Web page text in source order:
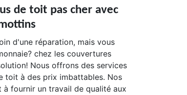
de toit pas cher avec
d'une réparation, mais vous
chez les couvertures
Nous offrons des services
toit à des prix imbattables. Nos
fournir un travail de qualité aux